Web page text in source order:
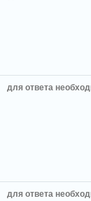
для ответа
для ответа